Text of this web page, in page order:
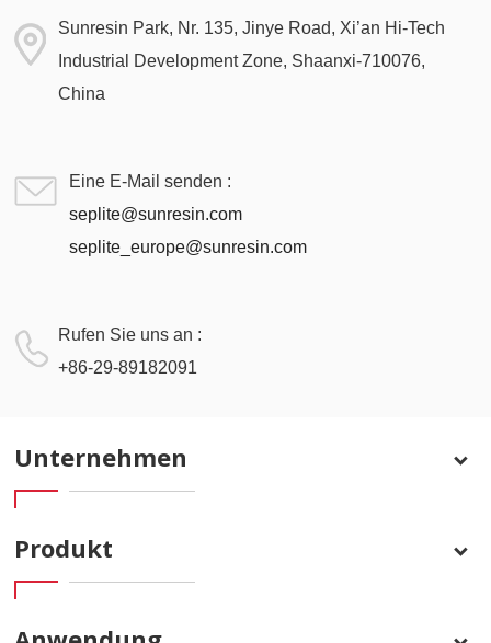
Sunresin Park, Nr. 135, Jinye Road, Xi’an Hi-Tech
Industrial Development Zone, Shaanxi-710076,
China
Eine E-Mail senden :
seplite@sunresin.com
seplite_europe@sunresin.com
Rufen Sie uns an :
+86-29-89182091
Unternehmen
Produkt